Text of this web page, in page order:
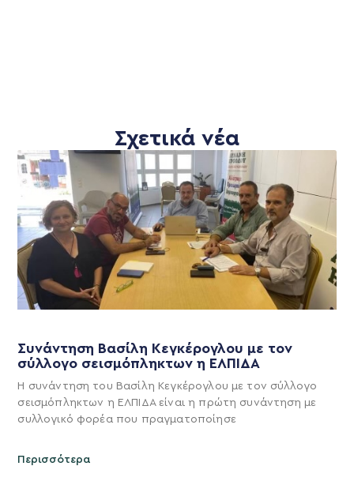
Σχετικά νέα
Συνάντηση Βασίλη Κεγκέρογλου με τον
σύλλογο σεισμόπληκτων η ΕΛΠΙΔΑ
Η συνάντηση του Βασίλη Κεγκέρογλου με τον σύλλογο
σεισμόπληκτων η ΕΛΠΙΔΑ είναι η πρώτη συνάντηση με
συλλογικό φορέα που πραγματοποίησε
Περισσότερα